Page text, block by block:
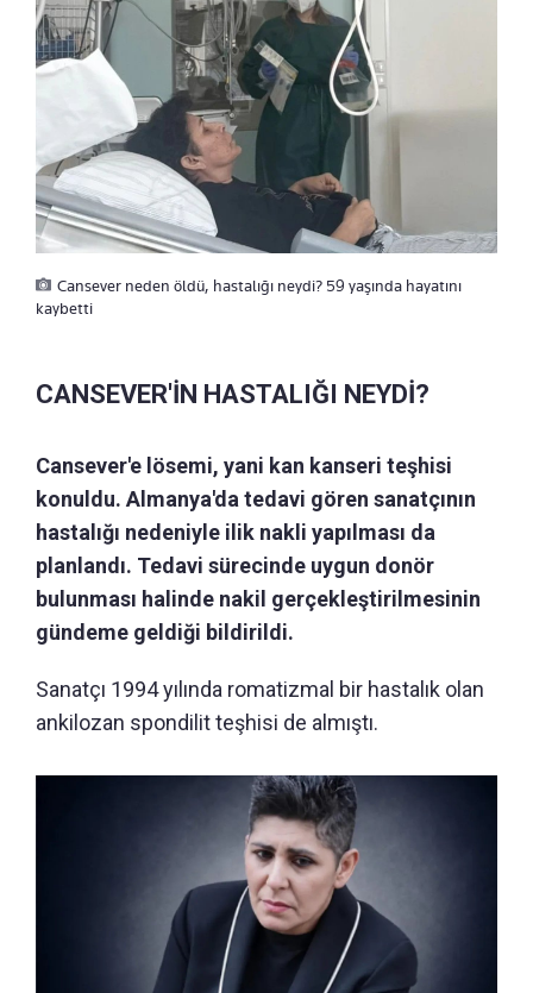
Cansever neden öldü, hastalığı neydi? 59 yaşında hayatını
kaybetti
CANSEVER'İN HASTALIĞI NEYDİ?
Cansever'e lösemi, yani kan kanseri teşhisi
konuldu. Almanya'da tedavi gören sanatçının
hastalığı nedeniyle ilik nakli yapılması da
planlandı. Tedavi sürecinde uygun donör
bulunması halinde nakil gerçekleştirilmesinin
gündeme geldiği bildirildi.
Sanatçı 1994 yılında romatizmal bir hastalık olan
ankilozan spondilit teşhisi de almıştı.